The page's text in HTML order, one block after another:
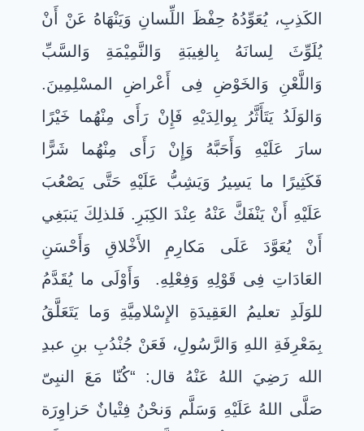
الكَذِبِ، يُعَوِّدُهُ حِفْظَ اللِّسانِ وَيَنْهَاهُ عَنْ أَنْ
يُلَوِّثَ لِسانَهُ بِالغِيبَةِ وَالنَّمِيْمَةِ وَالسَّبِّ
وَاللَّعْنِ وَالخَوْضِ فِى أَعْراضِ المسْلِمِينَ.
وَالوَلَدُ يَتَأَثَّرُ بِوالِدَيْهِ فَإِنْ رَأَى مِنْهُما خَيْرًا
سارَ عَلَيْهِ وَأَحَبَّهُ وَإِنْ رَأَى مِنْهُما شَرًّا
فَكَثِيرًا ما يَسِيرُ وَيَشِبُّ عَلَيْهِ حَتَّى يَصْعُبَ
عَلَيْهِ أَنْ يَنْفَكَّ عَنْهُ عِنْدَ الكِبَرِ. فَلذلِكَ يَنبَغِي
أَنْ يُعَوَّدَ عَلَى مَكارِمِ الأَخْلاقِ وَأَحْسَنِ
العَادَاتِ فِى قَوْلِهِ وَفِعْلِهِ. وَأَوْلَى ما يُقَدَّمُ
للوَلَدِ تعليمُ العَقِيدَةِ الإِسْلامِيَّةِ وَما يَتَعَلَّقُ
بِمَعْرِفَةِ اللهِ وَالرَّسُولِ، فَعَنْ جُنْدُبِ بنِ عبدِ
الله رَضِيَ اللهُ عَنْهُ قال: “كُنّا مَعَ النبِىّ
صَلَّى اللهُ عَلَيْهِ وَسَلَّم وَنحْنُ فِتْيانٌ حَزاوِرَة